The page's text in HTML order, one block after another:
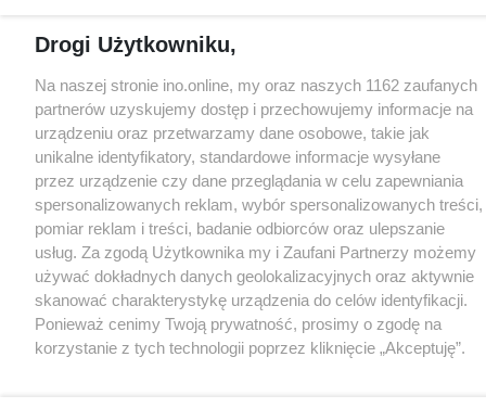
Drogi Użytkowniku,
Na naszej stronie ino.online, my oraz naszych 1162 zaufanych
partnerów uzyskujemy dostęp i przechowujemy informacje na
urządzeniu oraz przetwarzamy dane osobowe, takie jak
unikalne identyfikatory, standardowe informacje wysyłane
przez urządzenie czy dane przeglądania w celu zapewniania
spersonalizowanych reklam, wybór spersonalizowanych treści,
pomiar reklam i treści, badanie odbiorców oraz ulepszanie
usług. Za zgodą Użytkownika my i Zaufani Partnerzy możemy
używać dokładnych danych geolokalizacyjnych oraz aktywnie
skanować charakterystykę urządzenia do celów identyfikacji.
Ponieważ cenimy Twoją prywatność, prosimy o zgodę na
korzystanie z tych technologii poprzez kliknięcie „Akceptuję”.